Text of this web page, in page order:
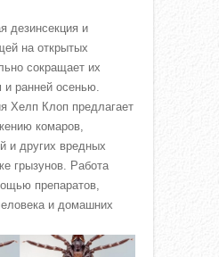
дезинсекция и
на открытых
сокращает их
и ранней осенью.
Хелп Клоп предлагает
комаров,
и других вредных
грызунов. Работа
препаратов,
и домашних